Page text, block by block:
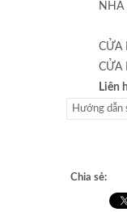
NHÀ
CỬA
CỬA
Liên
Hướng dẫn
Chia sẻ: